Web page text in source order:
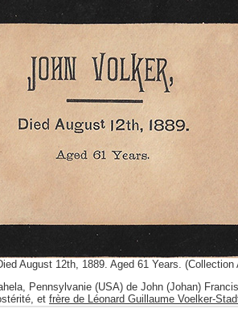
August 12th, 1889. Aged 61 Years.
Pennsylvanie (USA) de John (Johan)
et frère de Léonard Guillaume Voelker-